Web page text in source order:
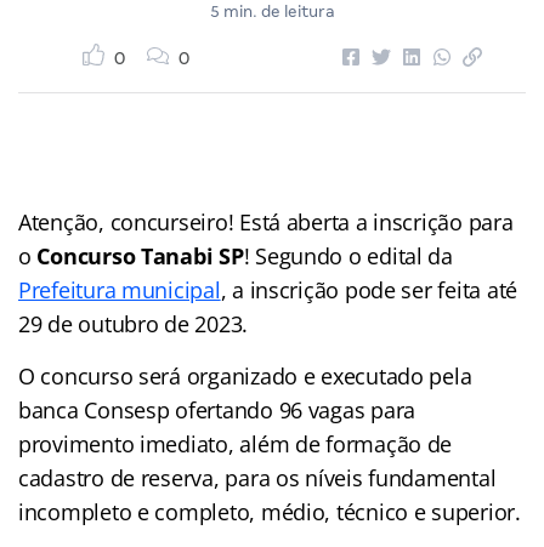
5 min. de leitura
0 0
Atenção, concurseiro! Está aberta a inscrição para
o Concurso Tanabi SP! Segundo o edital da
Prefeitura municipal, a inscrição pode ser feita até
29 de outubro de 2023.
O concurso será organizado e executado pela
banca Consesp ofertando 96 vagas para
provimento imediato, além de formação de
cadastro de reserva, para os níveis fundamental
incompleto e completo, médio, técnico e superior.